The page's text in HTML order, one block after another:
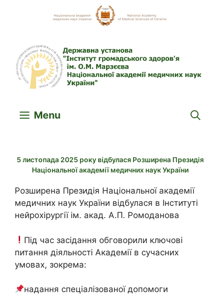
Menu
5 листопада 2025 року відбулася Розширена Президія
Національної академії медичних наук України
Розширена Президія Національної академії
медичних наук України відбулася в Інституті
нейрохірургії ім. акад. А.П. Ромоданова
Під час засідання обговорили ключові
питання діяльності Академії в сучасних
умовах, зокрема:
надання спеціалізованої допомоги